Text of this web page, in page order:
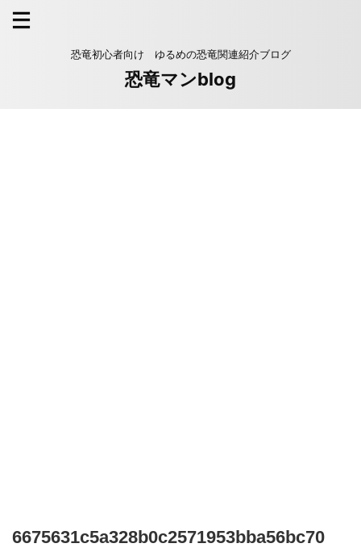
恐竜初心者向け ゆるめの恐竜関連紹介ブログ
恐竜マンblog
6675631c5a328b0c2571953bba56bc70